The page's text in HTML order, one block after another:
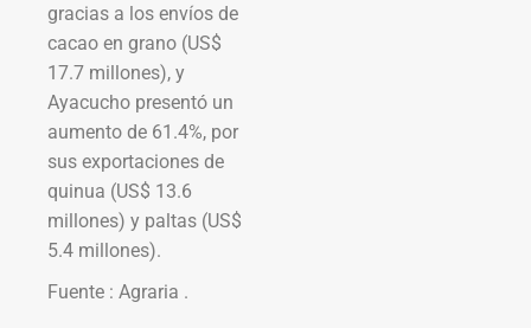
gracias a los envíos de
cacao en grano (US$
17.7 millones), y
Ayacucho presentó un
aumento de 61.4%, por
sus exportaciones de
quinua (US$ 13.6
millones) y paltas (US$
5.4 millones).
Fuente : Agraria .